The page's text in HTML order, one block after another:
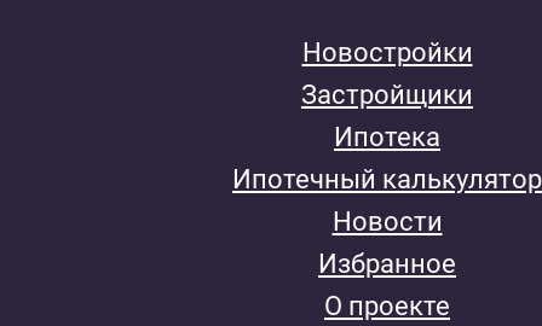
Новостройки
Застройщики
Ипотека
Ипотечный калькулятор
Новости
Избранное
О проекте